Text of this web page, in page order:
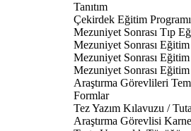
Tanıtım
Çekirdek Eğitim Programı
Mezuniyet Sonrası Tıp
Mezuniyet Sonrası
Mezuniyet Sonrası
Mezuniyet Sonrası
Araştırma Görevlileri
Formlar
Tez Yazım Kılavuzu /
Araştırma Görevlisi